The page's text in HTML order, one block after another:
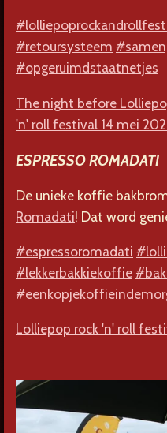
#retoursysteem
#opgeruimdstaatnetjes
The night before
'n' roll festival 14 mei
ESPRESSO ROMADATI
De unieke koffie
Romadati! Dat word
#espressoromadati
#lekkerbakkiekoffie
Lolliepop rock 'n' roll